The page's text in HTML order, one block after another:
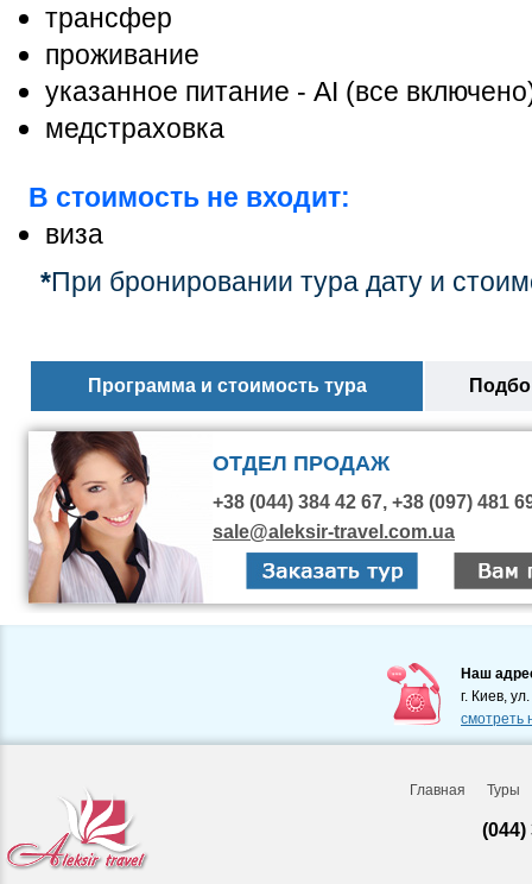
трансфер
проживание
указанное питание - AI (все
медстраховка
В стоимость не входит:
виза
*При бронировании тура дату и
Программа и стоимость тура
ОТДЕЛ ПРОДАЖ
+38 (044) 384 42 67, +38 (097) 481
sale@aleksir-travel.com.ua
Наш
г. Киев,
смотреть
Главная Туры
(044)